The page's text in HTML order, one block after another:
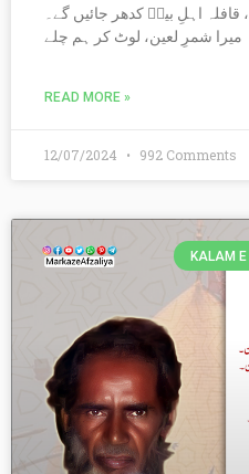
اہلِ بیتؑ کدھر جائیں گے۔
میرا شمرِ لعین، لوٹ کر ہم چلے
READ MORE »
12/07/2024 992 Comments
KALAM